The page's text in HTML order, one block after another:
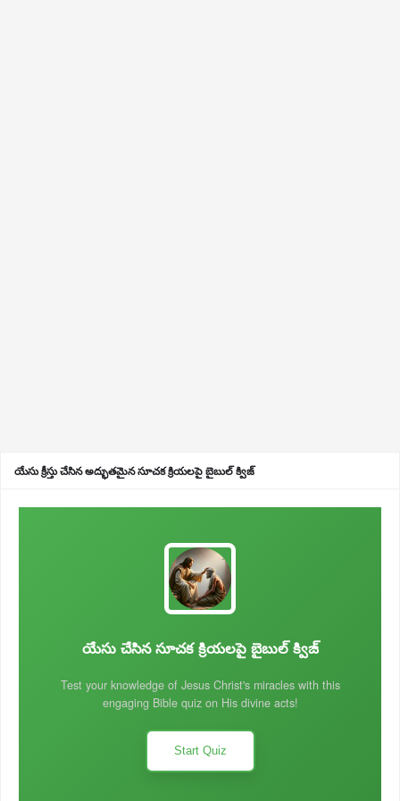
యేసు క్రీస్తు చేసిన అద్భుతమైన సూచక క్రియలపై బైబుల్ క్విజ్
యేసు చేసిన సూచక క్రియలపై బైబుల్ క్విజ్
Test your knowledge of Jesus Christ's miracles with this
engaging Bible quiz on His divine acts!
Start Quiz